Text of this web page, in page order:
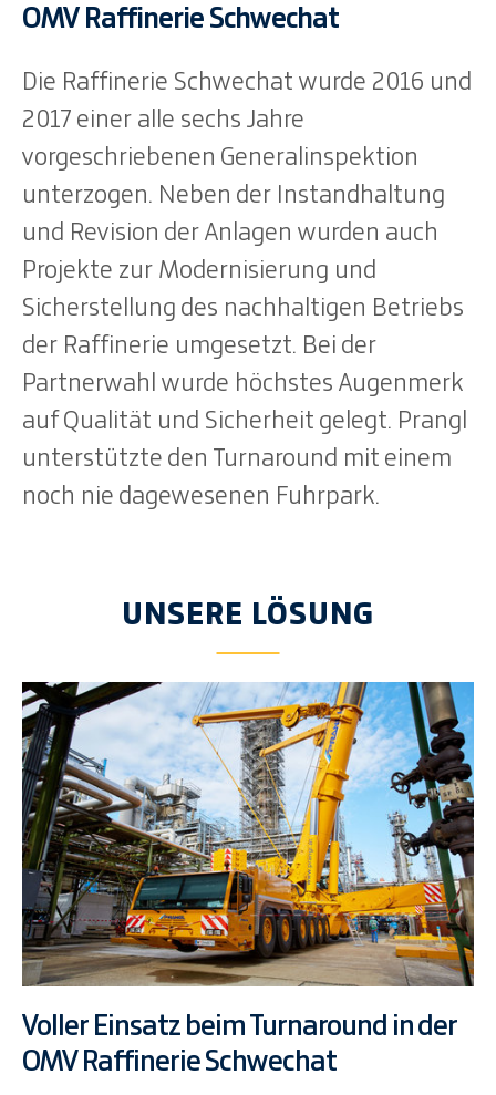
OMV Raffinerie Schwechat
Die Raffinerie Schwechat wurde 2016 und
2017 einer alle sechs Jahre
vorgeschriebenen Generalinspektion
unterzogen. Neben der Instandhaltung
und Revision der Anlagen wurden auch
Projekte zur Modernisierung und
Sicherstellung des nachhaltigen Betriebs
der Raffinerie umgesetzt. Bei der
Partnerwahl wurde höchstes Augenmerk
auf Qualität und Sicherheit gelegt. Prangl
unterstützte den Turnaround mit einem
noch nie dagewesenen Fuhrpark.
UNSERE LÖSUNG
Voller Einsatz beim Turnaround in der
OMV Raffinerie Schwechat